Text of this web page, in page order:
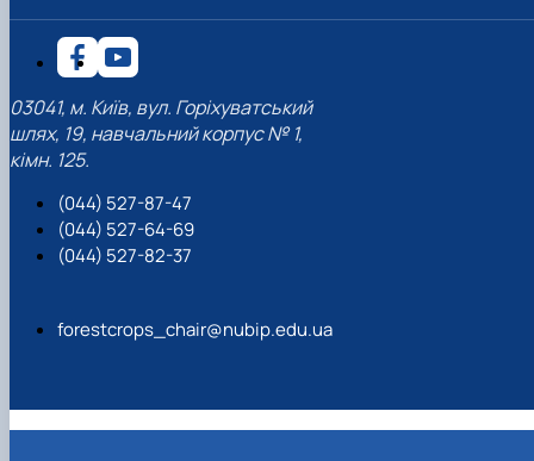
03041, м. Київ, вул. Горіхуватський
шлях, 19, навчальний корпус № 1,
кімн. 125.
(044) 527-87-47
(044) 527-64-69
(044) 527-82-37
forestcrops_chair@nubip.edu.ua